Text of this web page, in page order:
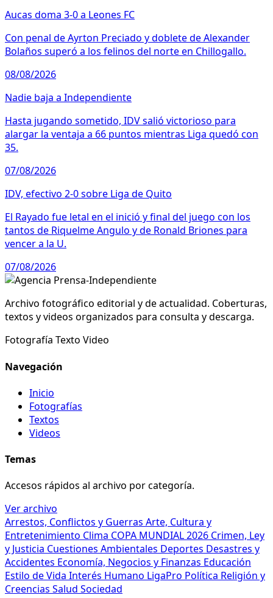
Aucas doma 3-0 a Leones FC
Con penal de Ayrton Preciado y doblete de Alexander
Bolaños superó a los felinos del norte en Chillogallo.
08/08/2026
Nadie baja a Independiente
Hasta jugando sometido, IDV salió victorioso para
alargar la ventaja a 66 puntos mientras Liga quedó con
35.
07/08/2026
IDV, efectivo 2-0 sobre Liga de Quito
El Rayado fue letal en el inició y final del juego con los
tantos de Riquelme Angulo y de Ronald Briones para
vencer a la U.
07/08/2026
Archivo fotográfico editorial y de actualidad. Coberturas,
textos y videos organizados para consulta y descarga.
Fotografía Texto Video
Navegación
Inicio
Fotografías
Textos
Videos
Temas
Accesos rápidos al archivo por categoría.
Ver archivo
Arrestos, Conflictos y Guerras Arte, Cultura y
Entretenimiento Clima COPA MUNDIAL 2026 Crimen, Ley
y Justicia Cuestiones Ambientales Deportes Desastres y
Accidentes Economía, Negocios y Finanzas Educación
Estilo de Vida Interés Humano LigaPro Política Religión y
Creencias Salud Sociedad